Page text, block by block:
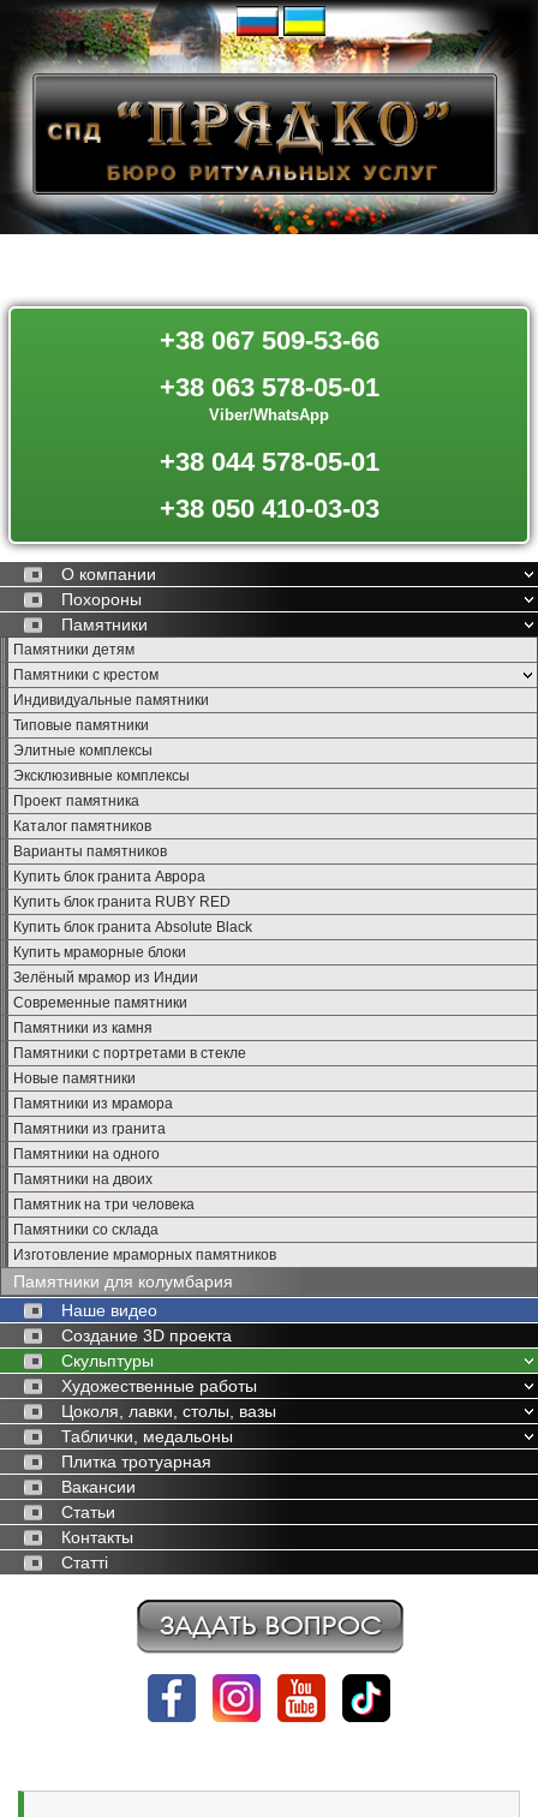
+38 067 509-53-66
+38 063 578-05-01
Viber/WhatsApp
+38 044 578-05-01
+38 050 410-03-03
О компании
Похороны
Памятники
Памятники детям
Памятники с крестом
Индивидуальные памятники
Типовые памятники
Элитные комплексы
Эксклюзивные комплексы
Проект памятника
Каталог памятников
Варианты памятников
Купить блок гранита Аврора
Купить блок гранита RUBY RED
Купить блок гранита Absolute Black
Купить мраморные блоки
Зелёный мрамор из Индии
Современные памятники
Памятники из камня
Памятники с портретами в стекле
Новые памятники
Памятники из мрамора
Памятники из гранита
Памятники на одного
Памятники на двоих
Памятник на три человека
Памятники со склада
Изготовление мраморных памятников
Памятники для колумбария
Наше видео
Создание 3D проекта
Скульптуры
Художественные работы
Цоколя, лавки, столы, вазы
Таблички, медальоны
Плитка тротуарная
Вакансии
Статьи
Контакты
Статті